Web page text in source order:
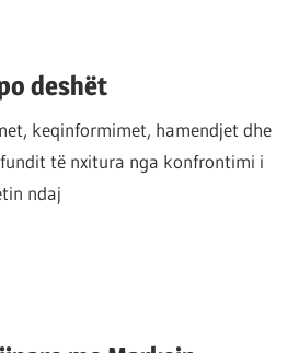
deshët
keqinformimet, hamendjet dhe
të nxitura nga konfrontimi i
ndaj